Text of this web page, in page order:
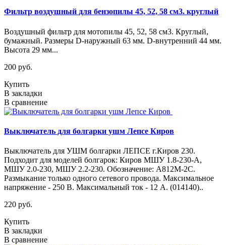
Фильтр воздушный для бензопилы 45, 52, 58 см3. круглый
Воздушный фильтр для мотопилы 45, 52, 58 см3. Круглый,
бумажный. Размеры D-наружный 63 мм. D-внутренний 44 мм.
Высота 29 мм...
200 руб.
Купить
В закладки
В сравнение
Выключатель для болгарки ушм Лепсе Киров
Выключатель для УШМ болгарки ЛЕПСЕ г.Киров 230.
Подходит для моделей болгарок: Киров МШУ 1.8-230-А,
МШУ 2.0-230, МШУ 2.2-230. Обозначение: А812М-2С.
Размыкание только одного сетевого провода. Максимальное
напряжение - 250 В. Максимальный ток - 12 А. (014140)..
220 руб.
Купить
В закладки
В сравнение